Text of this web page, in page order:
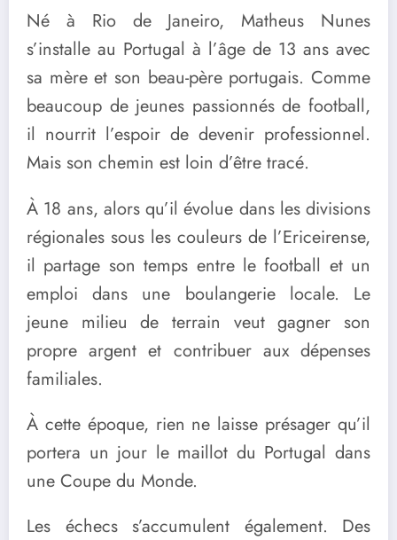
Né à Rio de Janeiro, Matheus Nunes
s’installe au Portugal à l’âge de 13 ans avec
sa mère et son beau-père portugais. Comme
beaucoup de jeunes passionnés de football,
il nourrit l’espoir de devenir professionnel.
Mais son chemin est loin d’être tracé.
À 18 ans, alors qu’il évolue dans les divisions
régionales sous les couleurs de l’Ericeirense,
il partage son temps entre le football et un
emploi dans une boulangerie locale. Le
jeune milieu de terrain veut gagner son
propre argent et contribuer aux dépenses
familiales.
À cette époque, rien ne laisse présager qu’il
portera un jour le maillot du Portugal dans
une Coupe du Monde.
Les échecs s’accumulent également. Des